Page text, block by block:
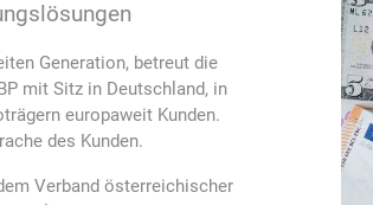
Generation, betreut die
mit Sitz in Deutschland, in
europaweit Kunden.
des Kunden.
Verband österreichischer